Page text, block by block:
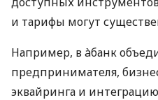
и тарифы могут
Например, в àбанк
предпринимателя,
эквайринга и